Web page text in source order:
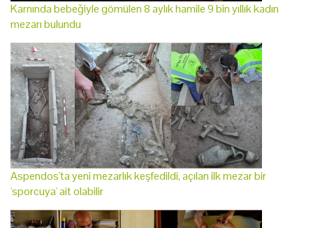
Karnında bebeğiyle gömülen 8 aylık hamile 9 bin yıllık kadın
mezarı bulundu
Aspendos'ta yeni mezarlık keşfedildi, açılan ilk mezar bir
'sporcuya' ait olabilir